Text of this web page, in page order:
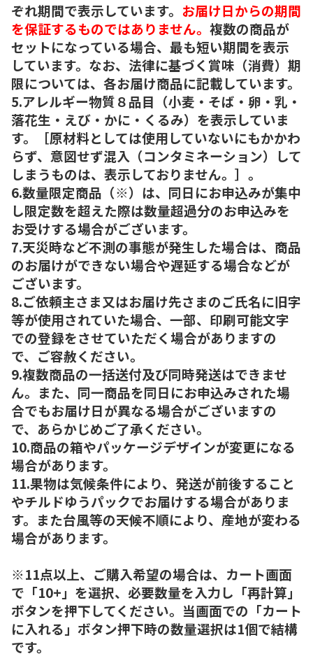
ぞれ期間で表示しています。 お届け日からの期間
を保証するものではありません。 複数の商品が
セットになっている場合、最も短い期間を表示
しています。なお、法律に基づく賞味（消費）期
限については、各お届け商品に記載しています。
5.アレルギー物質８品目（小麦・そば・卵・乳・
落花生・えび・かに・くるみ）を表示していま
す。［原材料としては使用していないにもかかわ
らず、意図せず混入（コンタミネーション）して
しまうものは、表示しておりません。］。
6.数量限定商品（※）は、同日にお申込みが集中
し限定数を超えた際は数量超過分のお申込みを
お受けする場合がございます。
7.天災時など不測の事態が発生した場合は、商品
のお届けができない場合や遅延する場合などが
ございます。
8.ご依頼主さま又はお届け先さまのご氏名に旧字
等が使用されていた場合、一部、印刷可能文字
での登録をさせていただく場合がありますの
で、ご容赦ください。
9.複数商品の一括送付及び同時発送はできませ
ん。また、同一商品を同日にお申込みされた場
合でもお届け日が異なる場合がございますの
で、あらかじめご了承ください。
10.商品の箱やパッケージデザインが変更になる
場合があります。
11.果物は気候条件により、発送が前後すること
やチルドゆうパックでお届けする場合がありま
す。また台風等の天候不順により、産地が変わる
場合があります。
※11点以上、ご購入希望の場合は、カート画面
で「10+」を選択、必要数量を入力し「再計算」
ボタンを押下してください。当画面での「カート
に入れる」ボタン押下時の数量選択は1個で結構
です。